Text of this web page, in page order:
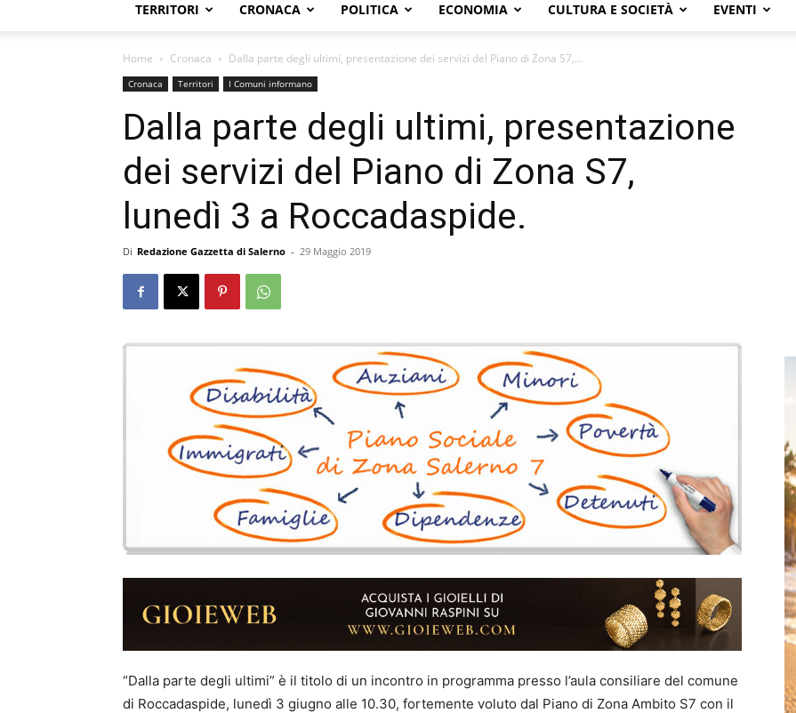
TERRITORI CRONACA POLITICA ECONOMIA CULTURA E SOCIETÀ EVENTI
Home Cronaca Dalla parte degli ultimi, presentazione dei servizi del Piano di Zona S7,...
Cronaca Territori I Comuni informano
Dalla parte degli ultimi, presentazione
dei servizi del Piano di Zona S7,
lunedì 3 a Roccadaspide.
Di Redazione Gazzetta di Salerno - 29 Maggio 2019
“Dalla parte degli ultimi” è il titolo di un incontro in programma presso l’aula consiliare del comune
di Roccadaspide, lunedì 3 giugno alle 10.30, fortemente voluto dal Piano di Zona Ambito S7 con il